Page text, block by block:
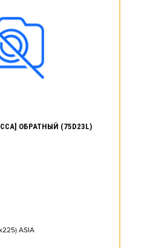
ОБРАТНЫЙ (75D23L)
ASIA